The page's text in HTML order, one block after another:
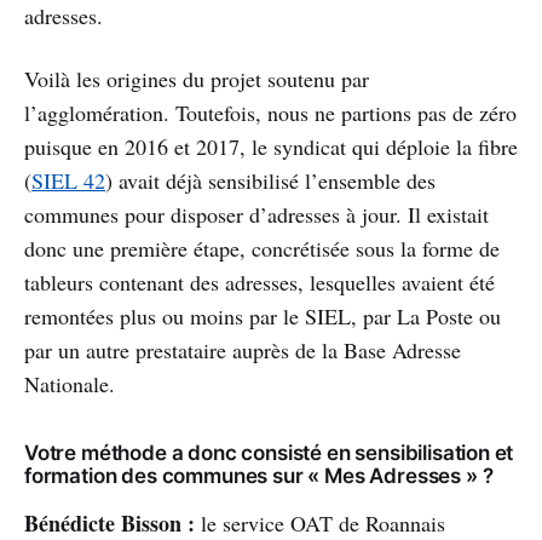
adresses.
Voilà les origines du projet soutenu par
l’agglomération. Toutefois, nous ne partions pas de zéro
puisque en 2016 et 2017, le syndicat qui déploie la fibre
(SIEL 42) avait déjà sensibilisé l’ensemble des
communes pour disposer d’adresses à jour. Il existait
donc une première étape, concrétisée sous la forme de
tableurs contenant des adresses, lesquelles avaient été
remontées plus ou moins par le SIEL, par La Poste ou
par un autre prestataire auprès de la Base Adresse
Nationale.
Votre méthode a donc consisté en sensibilisation et
formation des communes sur « Mes Adresses » ?
Bénédicte Bisson : le service OAT de Roannais